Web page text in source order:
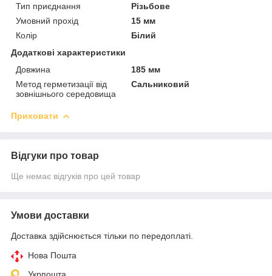
Тип приєднання
Різьбове
Умовний прохід
15 мм
Колір
Білий
Додаткові характеристики
Довжина
185 мм
Метод герметизації від
зовнішнього середовища
Сальниковий
Приховати
Відгуки про товар
Ще немає відгуків про цей товар
Умови доставки
Доставка здійснюється тільки по передоплаті.
Нова Пошта
Укрпошта